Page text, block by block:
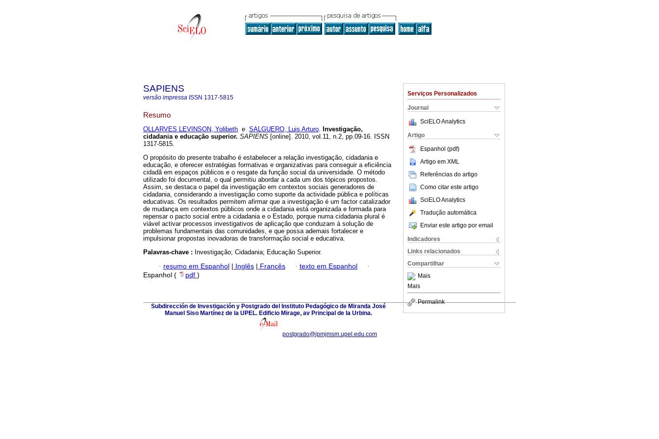
Serviços Personalizados
Journal
SciELO Analytics
Artigo
Espanhol (pdf)
Artigo em XML
Referências do artigo
Como citar este artigo
SciELO Analytics
Tradução automática
Enviar este artigo por email
Indicadores
Links relacionados
Compartilhar
Mais
Mais
Permalink
SAPIENS
versão impressa ISSN 1317-5815
Resumo
OLLARVES LEVINSON, Yolibeth e SALGUERO, Luis Arturo. Investigação,
cidadania e educação superior. SAPIENS [online]. 2010, vol.11, n.2, pp.09-16. ISSN
1317-5815.
O propósito do presente trabalho é estabelecer a relação investigação, cidadania e
educação, e oferecer estratégias formativas e organizativas para conseguir a eficiência
cidadã em espaços públicos e o resgate da função social da universidade. O método
utilizado foi documental, o qual permitiu abordar a cada um dos tópicos propostos.
Assim, se destaca o papel da investigação em contextos sociais generadores de
cidadania, considerando a investigação como suporte da actividade pública e políticas
educativas. Os resultados permitem afirmar que a investigação é um factor catalizador
de mudança em contextos públicos onde a cidadania está organizada e formada para
repensar o pacto social entre a cidadania e o Estado, porque numa cidadania plural é
viável activar processos investigativos de aplicação que conduzam à solução de
problemas fundamentais das comunidades, e que possa ademais fortalecer e
impulsionar propostas inovadoras de transformação social e educativa.
Palavras-chave : Investigação; Cidadania; Educação Superior.
· resumo em Espanhol | Inglês | Francês · texto em Espanhol
·
Espanhol (
pdf )
Subdirección de Investigación y Postgrado del Instituto Pedagógico de Miranda José
Manuel Siso Martínez de la UPEL. Edificio Mirage, av Principal de la Urbina.
postgrado@ipmjmsm.upel.edu.com